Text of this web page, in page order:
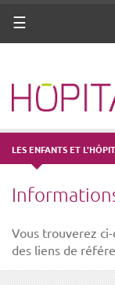
ANNUAIRE
VOTRE
DROITS &
MISSIONS
MÉTIERS
Menu
LES ENFANTS ET
Vous trouverez
des liens de